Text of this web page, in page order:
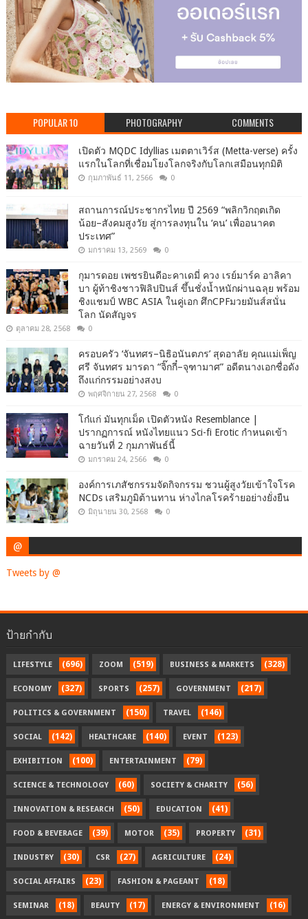
POPULAR 10 PHOTOGRAPHY COMMENTS
เปิดตัว MQDC Idyllias เมตตาเวิร์ส (Metta-verse) ครั้ง
แรกในโลกที่เชื่อมโยงโลกจริงกับโลกเสมือนทุกมิติ
กุมภาพันธ์ 11, 2566 0
สถานการณ์ประชากรไทย ปี 2569 “พลิกวิกฤตเกิด
น้อย–สังคมสูงวัย สู่การลงทุนใน ‘คน’ เพื่ออนาคต
ประเทศ”
มกราคม 13, 2569 0
กุมารดอย เพชรยินดีอะคาเดมี่ ควง เรย์มาร์ค อาลิคา
บา ผู้ท้าชิงชาวฟิลิปปินส์ ขึ้นชั่งน้ำหนักผ่านฉลุย พร้อม
ชิงแชมป์ WBC ASIA ในคู่เอก ศึกCPFมวยมันส์สนั่น
โลก นัดสัญจร
ตุลาคม 28, 2568 0
ครอบครัว ‘จันทศร–นิธิอนันตภร’ สุดอาลัย คุณแม่เพ็ญ
ศรี จันทศร มารดา “จิ๊กกี๋–จุฑามาศ” อดีตนางเอกชื่อดัง
ถึงแก่กรรมอย่างสงบ
พฤศจิกายน 27, 2568 0
โก๋แก่ มันทุกเม็ด เปิดตัวหนัง Resemblance |
ปรากฏการณ์ หนังไทยแนว Sci-fi Erotic กำหนดเข้า
ฉายวันที่ 2 กุมภาพันธ์นี้
มกราคม 24, 2566 0
องค์การเภสัชกรรมจัดกิจกรรม ชวนผู้สูงวัยเข้าใจโรค
NCDs เสริมภูมิต้านทาน ห่างไกลโรคร้ายอย่างยั่งยืน
มิถุนายน 30, 2568 0
@
Tweets by @
ป้ายกำกับ
LIFESTYLE (696) ZOOM (519) BUSINESS & MARKETS (328)
ECONOMY (327) SPORTS (257) GOVERNMENT (217)
POLITICS & GOVERNMENT (150) TRAVEL (146)
SOCIAL (142) HEALTHCARE (140) EVENT (123)
EXHIBITION (100) ENTERTAINMENT (79)
SCIENCE & TECHNOLOGY (60) SOCIETY & CHARITY (56)
INNOVATION & RESEARCH (50) EDUCATION (41)
FOOD & BEVERAGE (39) MOTOR (35) PROPERTY (31)
INDUSTRY (30) CSR (27) AGRICULTURE (24)
SOCIAL AFFAIRS (23) FASHION & PAGEANT (18)
SEMINAR (18) BEAUTY (17) ENERGY & ENVIRONMENT (16)